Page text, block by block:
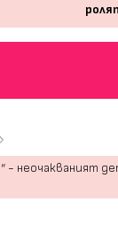
- неочакваният